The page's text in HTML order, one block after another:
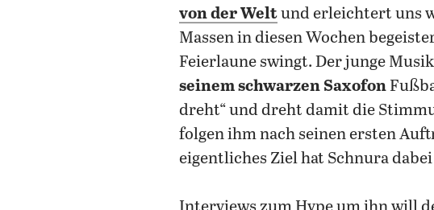
von der Weltund erleichtert uns
Massen in diesen Wochen
Feierlaune swingt. Der junge
seinem schwarzen Saxofon
dreht“ und dreht damit die
folgen ihm nach seinen ersten
eigentliches Ziel hat Schnura